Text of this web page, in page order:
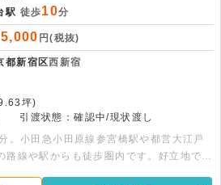
駅 徒歩10分
円(税抜)
都新宿区西新宿
坪)
引渡状態：確認中/現状渡し
。小田急小田原線参宮橋駅や都営大江戸
路線や駅からも徒歩圏内です。好立地で眺